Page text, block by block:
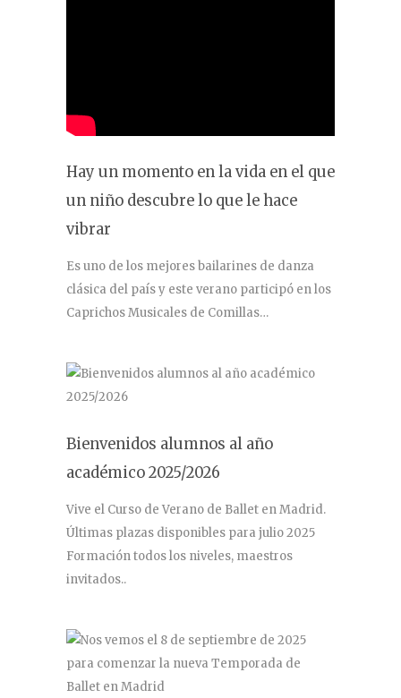
Hay un momento en la vida en el que
un niño descubre lo que le hace
vibrar
Es uno de los mejores bailarines de danza
clásica del país y este verano participó en los
Caprichos Musicales de Comillas…
Bienvenidos alumnos al año
académico 2025/2026
Vive el Curso de Verano de Ballet en Madrid.
Últimas plazas disponibles para julio 2025
Formación todos los niveles, maestros
invitados..